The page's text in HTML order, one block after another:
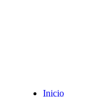
Inicio